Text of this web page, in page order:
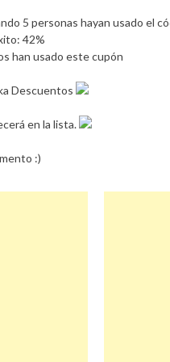
5 personas hayan usado el
42%
han usado este cupón
Descuentos
en la lista.
:)